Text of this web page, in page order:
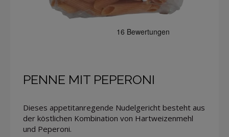
PENNE MIT PEPERONI
Dieses appetitanregende Nudelgericht besteht aus
der köstlichen Kombination von Hartweizenmehl
und Peperoni.